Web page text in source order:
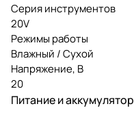
Серия инструментов
20V
Режимы работы
Влажный / Сухой
Напряжение, В
20
Питание и аккумулятор